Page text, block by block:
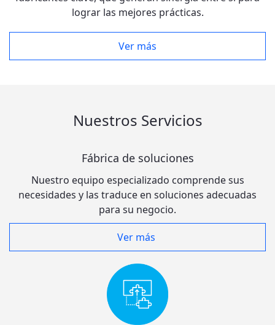
lograr las mejores prácticas.
Ver más
Nuestros Servicios
Fábrica de soluciones
Nuestro equipo especializado comprende sus
necesidades y las traduce en soluciones adecuadas
para su negocio.
Ver más